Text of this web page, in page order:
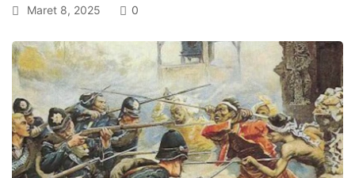
Maret 8, 2025
0